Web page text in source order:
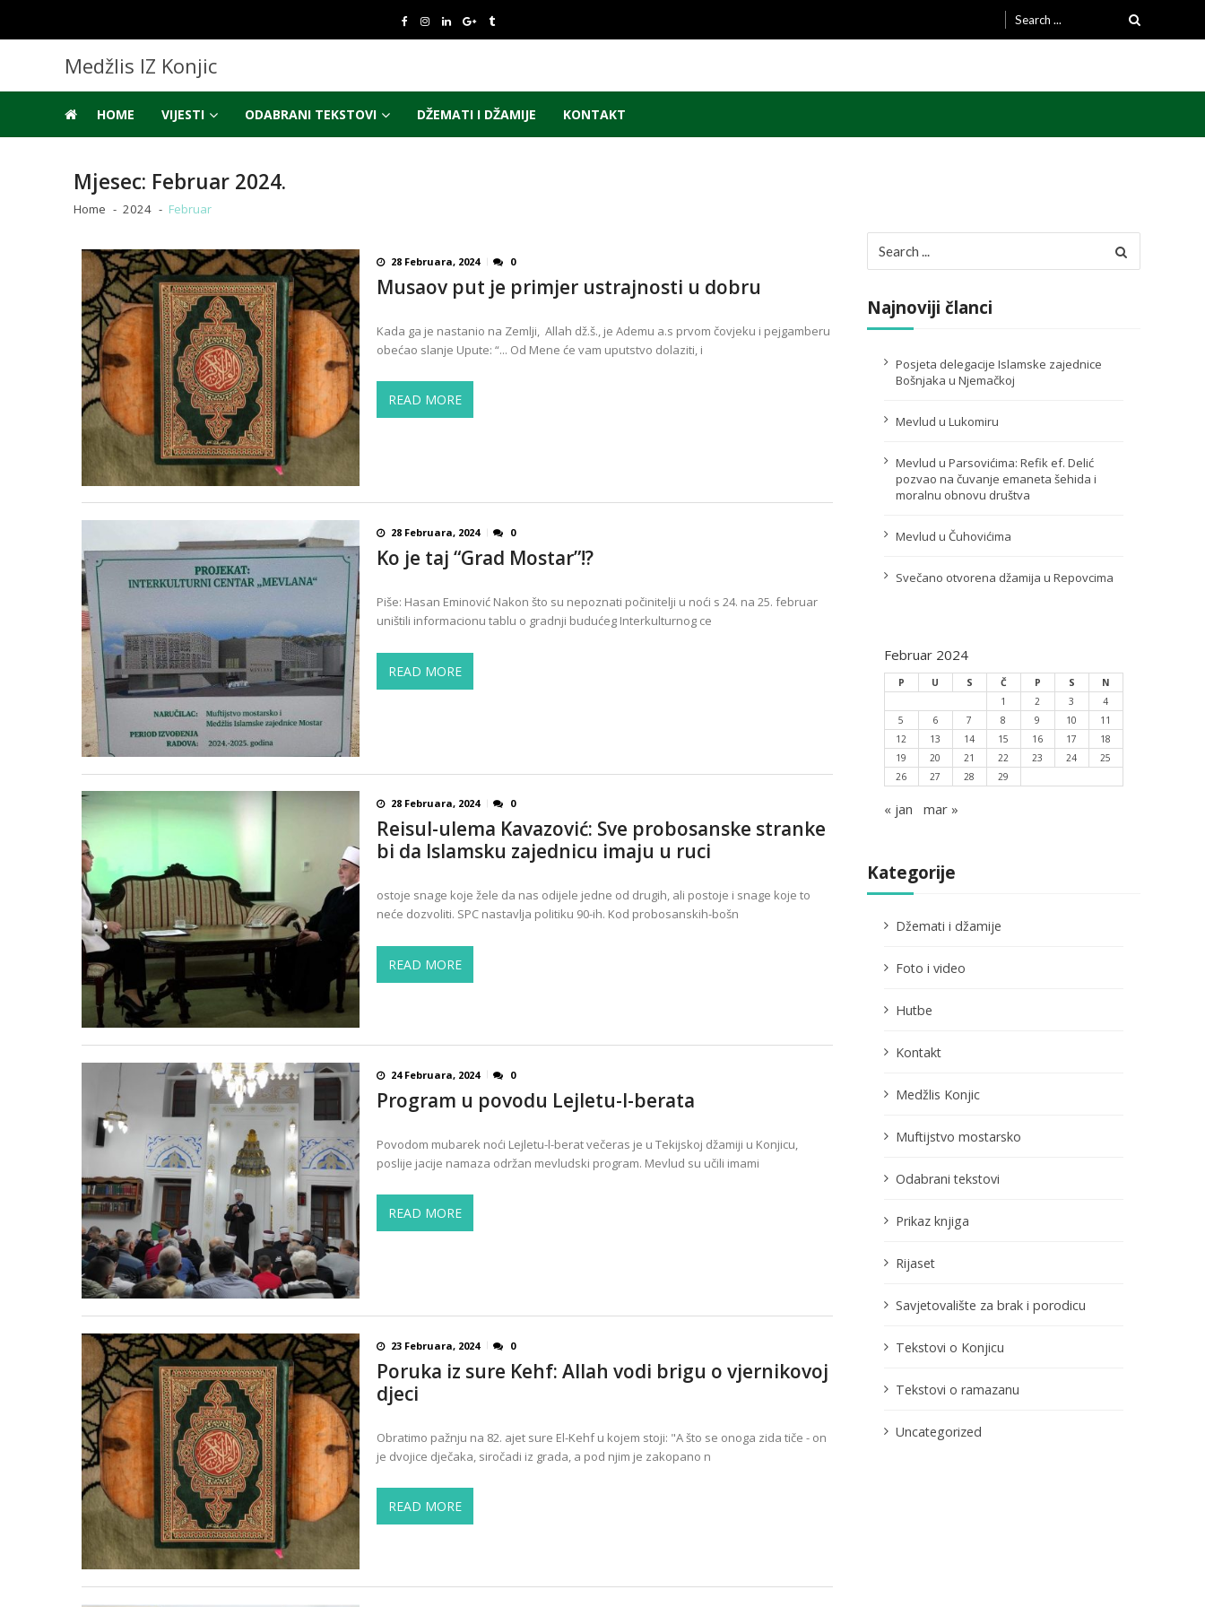
navigation
content
Search
for:
Medžlis IZ Konjic
HOME VIJESTI ODABRANI TEKSTOVI DŽEMATI I DŽAMIJE KONTAKT
Mjesec: Februar 2024.
Home 2024 Februar
28 Februara, 2024 0
Musaov put je primjer ustrajnosti u dobru
Kada ga je nastanio na Zemlji, Allah dž.š., je Ademu a.s prvom čovjeku i pejgamberu
obećao slanje Upute: “... Od Mene će vam uputstvo dolaziti, i
READ MORE
28 Februara, 2024 0
Ko je taj “Grad Mostar”!?
Piše: Hasan Eminović Nakon što su nepoznati počinitelji u noći s 24. na 25. februar
uništili informacionu tablu o gradnji budućeg Interkulturnog ce
READ MORE
28 Februara, 2024 0
Reisul-ulema Kavazović: Sve probosanske stranke
bi da Islamsku zajednicu imaju u ruci
ostoje snage koje žele da nas odijele jedne od drugih, ali postoje i snage koje to
neće dozvoliti. SPC nastavlja politiku 90-ih. Kod probosanskih-bošn
READ MORE
24 Februara, 2024 0
Program u povodu Lejletu-l-berata
Povodom mubarek noći Lejletu-l-berat večeras je u Tekijskoj džamiji u Konjicu,
poslije jacije namaza održan mevludski program. Mevlud su učili imami
READ MORE
23 Februara, 2024 0
Poruka iz sure Kehf: Allah vodi brigu o vjernikovoj
djeci
Obratimo pažnju na 82. ajet sure El-Kehf u kojem stoji: "A što se onoga zida tiče - on
je dvojice dječaka, siročadi iz grada, a pod njim je zakopano n
READ MORE
for:
Najnoviji članci
Posjeta delegacije Islamske zajednice
Bošnjaka u Njemačkoj
Mevlud u Lukomiru
Mevlud u Parsovićima: Refik ef. Delić
pozvao na čuvanje emaneta šehida i
moralnu obnovu društva
Mevlud u Čuhovićima
Svečano otvorena džamija u Repovcima
Februar 2024
P U S Č P S
N
1
2 3
4
5
6 7 8 9 10
11
12
13 14 15 16 17
18
19
20 21 22 23 24
25
26
27 28 29
« jan mar »
Kategorije
Džemati i džamije
Foto i video
Hutbe
Kontakt
Medžlis Konjic
Muftijstvo mostarsko
Odabrani tekstovi
Prikaz knjiga
Rijaset
Savjetovalište za brak i porodicu
Tekstovi o Konjicu
Tekstovi o ramazanu
Uncategorized